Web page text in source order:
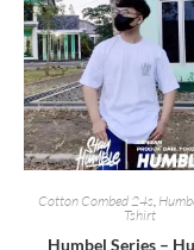
Cotton Combed 24s,
Tshirt
Humbel Series –